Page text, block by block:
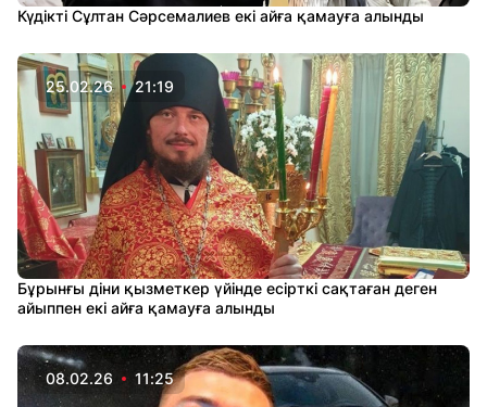
Күдікті Сұлтан Сәрсемалиев екі айға қамауға алынды
25.02.26 21:19
Бұрынғы діни қызметкер үйінде есірткі сақтаған деген
айыппен екі айға қамауға алынды
08.02.26 11:25